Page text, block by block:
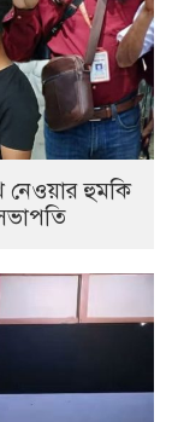
নেওয়ার হুমকি